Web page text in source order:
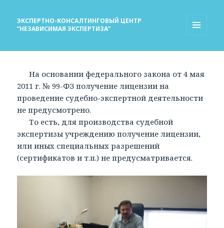
ЭКСПЕРТНО-КОНСАЛТИНГОВЫЙ ЦЕНТР
“НЕЗАВИСИМАЯ ЭКСПЕРТИЗА”
На основании федерального закона от 4 мая
2011 г. № 99-ФЗ получение лицензии на
проведение судебно-экспертной деятельности
не предусмотрено.
То есть, для производства судебной
экспертизы учреждению получение лицензии,
или иных специальных разрешений
(сертификатов и т.п.) не предусматривается.